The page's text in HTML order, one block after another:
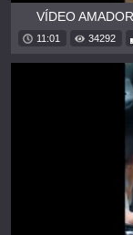
VÍDEO
11:01 34292